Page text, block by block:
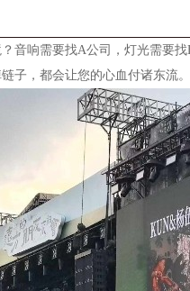
音响需要找A公司，灯光需要
子，都会让您的心血付诸东流